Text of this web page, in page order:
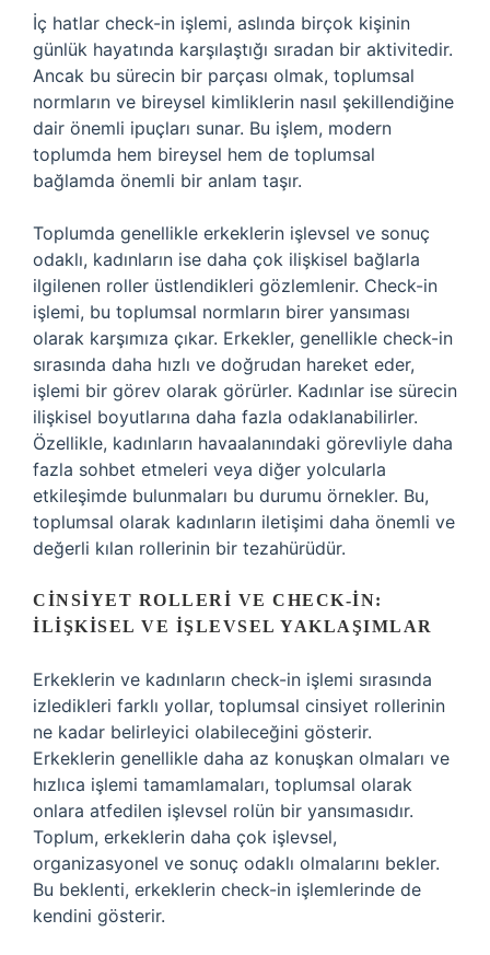
İç hatlar check-in işlemi, aslında birçok kişinin
günlük hayatında karşılaştığı sıradan bir aktivitedir.
Ancak bu sürecin bir parçası olmak, toplumsal
normların ve bireysel kimliklerin nasıl şekillendiğine
dair önemli ipuçları sunar. Bu işlem, modern
toplumda hem bireysel hem de toplumsal
bağlamda önemli bir anlam taşır.
Toplumda genellikle erkeklerin işlevsel ve sonuç
odaklı, kadınların ise daha çok ilişkisel bağlarla
ilgilenen roller üstlendikleri gözlemlenir. Check-in
işlemi, bu toplumsal normların birer yansıması
olarak karşımıza çıkar. Erkekler, genellikle check-in
sırasında daha hızlı ve doğrudan hareket eder,
işlemi bir görev olarak görürler. Kadınlar ise sürecin
ilişkisel boyutlarına daha fazla odaklanabilirler.
Özellikle, kadınların havaalanındaki görevliyle daha
fazla sohbet etmeleri veya diğer yolcularla
etkileşimde bulunmaları bu durumu örnekler. Bu,
toplumsal olarak kadınların iletişimi daha önemli ve
değerli kılan rollerinin bir tezahürüdür.
CINSIYET ROLLERI VE CHECK-IN:
İLIŞKISEL VE İŞLEVSEL YAKLAŞIMLAR
Erkeklerin ve kadınların check-in işlemi sırasında
izledikleri farklı yollar, toplumsal cinsiyet rollerinin
ne kadar belirleyici olabileceğini gösterir.
Erkeklerin genellikle daha az konuşkan olmaları ve
hızlıca işlemi tamamlamaları, toplumsal olarak
onlara atfedilen işlevsel rolün bir yansımasıdır.
Toplum, erkeklerin daha çok işlevsel,
organizasyonel ve sonuç odaklı olmalarını bekler.
Bu beklenti, erkeklerin check-in işlemlerinde de
kendini gösterir.